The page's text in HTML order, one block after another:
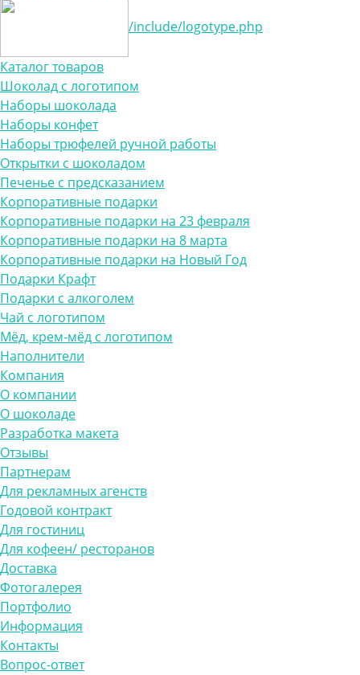
/include/logotype.php
Каталог товаров
Шоколад с логотипом
Наборы шоколада
Наборы конфет
Наборы трюфелей ручной работы
Открытки с шоколадом
Печенье с предсказанием
Корпоративные подарки
Корпоративные подарки на 23 февраля
Корпоративные подарки на 8 марта
Корпоративные подарки на Новый Год
Подарки Крафт
Подарки с алкоголем
Чай с логотипом
Мёд, крем-мёд с логотипом
Наполнители
Компания
О компании
О шоколаде
Разработка макета
Отзывы
Партнерам
Для рекламных агенств
Годовой контракт
Для гостиниц
Для кофеен/ ресторанов
Доставка
Фотогалерея
Портфолио
Информация
Контакты
Вопрос-ответ